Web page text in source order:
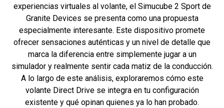
experiencias virtuales al volante, el Simucube 2 Sport de
Granite Devices se presenta como una propuesta
especialmente interesante. Este dispositivo promete
ofrecer sensaciones auténticas y un nivel de detalle que
marca la diferencia entre simplemente jugar a un
simulador y realmente sentir cada matiz de la conducción.
A lo largo de este análisis, exploraremos cómo este
volante Direct Drive se integra en tu configuración
existente y qué opinan quienes ya lo han probado.